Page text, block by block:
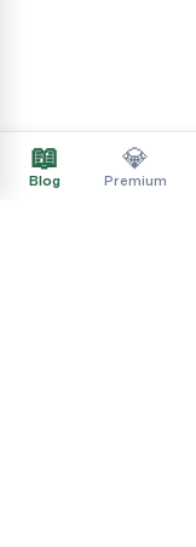
📖
Blog
💎
Premium